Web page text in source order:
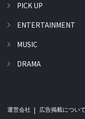
PICK UP
ENTERTAINMENT
MUSIC
DRAMA
運営会社 広告掲載について